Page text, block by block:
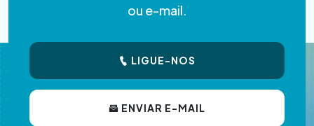
ou e-mail.
LIGUE-NOS
ENVIAR E-MAIL